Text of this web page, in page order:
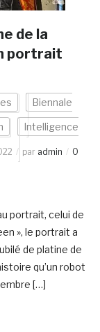
de la
portrait
Biennale
Intelligence
par admin
0
portrait, celui de
», le portrait a
de platine de
qu’un robot
[…]